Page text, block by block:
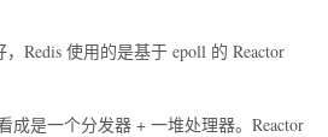
Redis 使用的是基于 epoll 的 Reactor
成是一个分发器 + 一堆处理器。Reactor